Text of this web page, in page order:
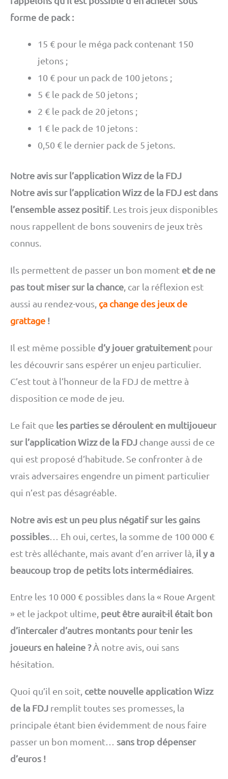
forme de pack :
15 € pour le méga pack contenant 150
jetons ;
10 € pour un pack de 100 jetons ;
5 € le pack de 50 jetons ;
2 € le pack de 20 jetons ;
1 € le pack de 10 jetons :
0,50 € le dernier pack de 5 jetons.
Notre avis sur l’application Wizz de la FDJ
Notre avis sur l’application Wizz de la FDJ est dans
l’ensemble assez positif. Les trois jeux disponibles
nous rappellent de bons souvenirs de jeux très
connus.
Ils permettent de passer un bon moment et de ne
pas tout miser sur la chance , car la réflexion est
aussi au rendez-vous, ça change des jeux de
grattage !
Il est même possible d’y jouer gratuitementpour
les découvrir sans espérer un enjeu particulier.
C’est tout à l’honneur de la FDJ de mettre à
disposition ce mode de jeu.
Le fait que les parties se déroulent en multijoueur
sur l’application Wizz de la FDJ change aussi de ce
qui est proposé d’habitude. Se confronter à de
vrais adversaires engendre un piment particulier
qui n’est pas désagréable.
Notre avis est un peu plus négatif sur les gains
possibles … Eh oui, certes, la somme de 100 000 €
est très alléchante, mais avant d’en arriver là, il y a
beaucoup trop de petits lots intermédiaires
Entre les 10 000 € possibles dans la « Roue Argent
» et le jackpot ultime, peut être aurait-il était bon
d’intercaler d’autres montants pour tenir les
joueurs en haleine ?À notre avis, oui sans
hésitation.
Quoi qu’il en soit, cette nouvelle application Wizz
de la FDJ remplit toutes ses promesses, la
principale étant bien évidemment de nous faire
passer un bon moment… sans trop dépenser
d’euros !